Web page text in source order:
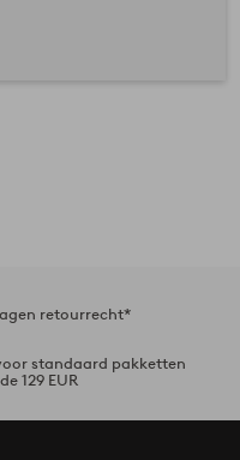
retourrecht*
standaard pakketten
129 EUR